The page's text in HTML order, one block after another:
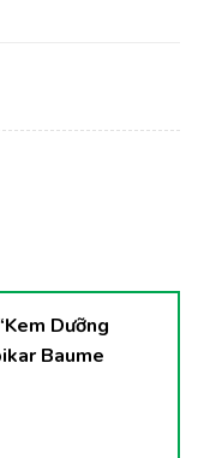
Dưỡng
Baume